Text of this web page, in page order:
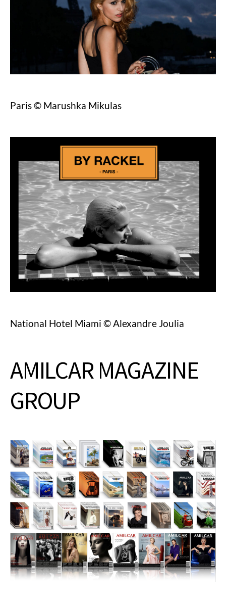
Paris © Marushka Mikulas
National Hotel Miami © Alexandre Joulia
AMILCAR MAGAZINE
GROUP